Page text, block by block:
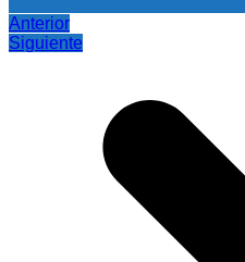
Anterior
Siguiente